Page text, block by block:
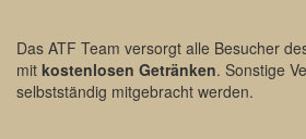
Das ATF Team versorgt alle Besucher
mit kostenlosen Getränken. Sonstige
selbstständig mitgebracht werden.